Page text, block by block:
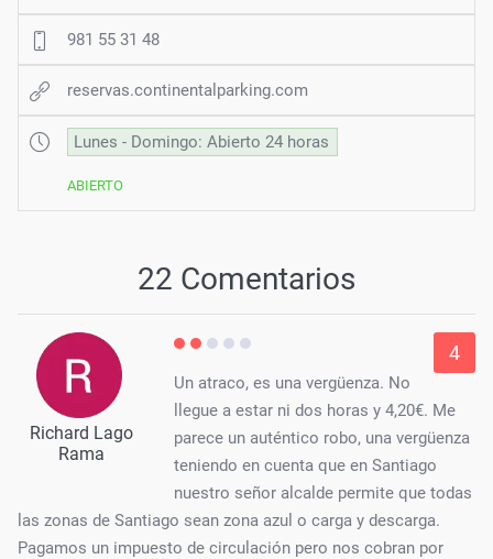
981 55 31 48
reservas.continentalparking.com
Lunes - Domingo: Abierto 24 horas
ABIERTO
22 Comentarios
Richard Lago
Rama
4
Un atraco, es una vergüenza. No
llegue a estar ni dos horas y 4,20€. Me
parece un auténtico robo, una vergüenza
teniendo en cuenta que en Santiago
nuestro señor alcalde permite que todas
las zonas de Santiago sean zona azul o carga y descarga.
Pagamos un impuesto de circulación pero nos cobran por